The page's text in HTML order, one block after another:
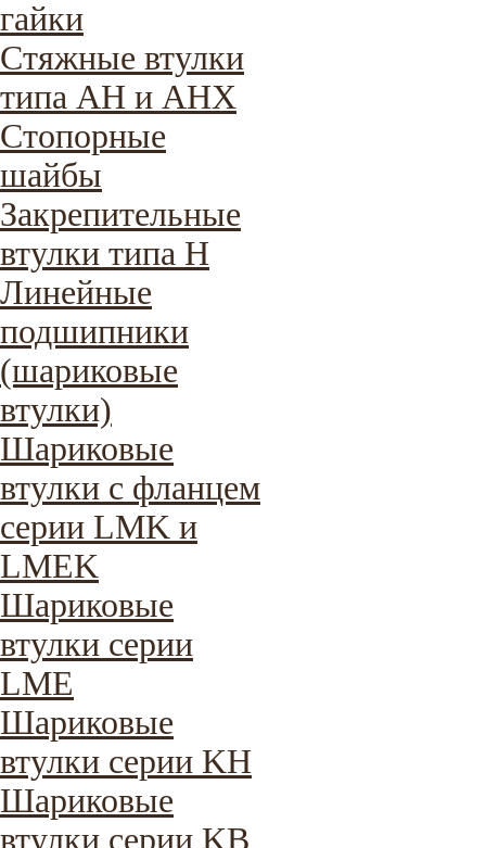
гайки
Стяжные втулки
типа AH и AHX
Стопорные
шайбы
Закрепительные
втулки типа H
Линейные
подшипники
(шариковые
втулки)
Шариковые
втулки с фланцем
серии LMK и
LMEK
Шариковые
втулки серии
LME
Шариковые
втулки серии KH
Шариковые
втулки серии KB